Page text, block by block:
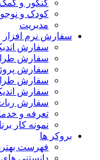
کنکور و
کودک و
مدیریت
سفارش نرم افزار
سفارش
سفارش
سفارش
سفارش
سفارش
سفارش
تعرفه و
نمونه کار
بروکر ها
فهرست
دانستنی